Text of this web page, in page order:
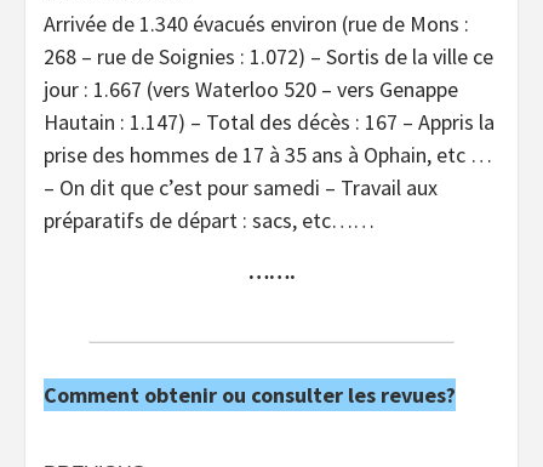
Arrivée de 1.340 évacués environ (rue de Mons :
268 – rue de Soignies : 1.072) – Sortis de la ville ce
jour : 1.667 (vers Waterloo 520 – vers Genappe
Hautain : 1.147) – Total des décès : 167 – Appris la
prise des hommes de 17 à 35 ans à Ophain, etc …
– On dit que c’est pour samedi – Travail aux
préparatifs de départ : sacs, etc……
…….
Comment obtenir ou consulter les revues?